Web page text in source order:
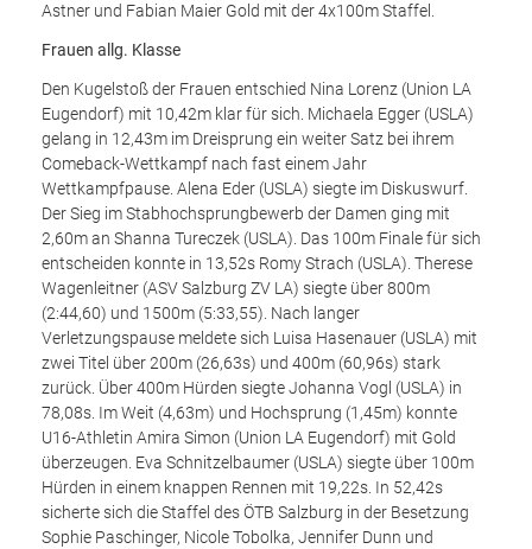
Astner und Fabian Maier Gold mit der 4x100m Staffel.
Frauen allg. Klasse
Den Kugelstoß der Frauen entschied Nina Lorenz (Union LA
Eugendorf) mit 10,42m klar für sich. Michaela Egger (USLA)
gelang in 12,43m im Dreisprung ein weiter Satz bei ihrem
Comeback-Wettkampf nach fast einem Jahr
Wettkampfpause. Alena Eder (USLA) siegte im Diskuswurf.
Der Sieg im Stabhochsprungbewerb der Damen ging mit
2,60m an Shanna Tureczek (USLA). Das 100m Finale für sich
entscheiden konnte in 13,52s Romy Strach (USLA). Therese
Wagenleitner (ASV Salzburg ZV LA) siegte über 800m
(2:44,60) und 1500m (5:33,55). Nach langer
Verletzungspause meldete sich Luisa Hasenauer (USLA) mit
zwei Titel über 200m (26,63s) und 400m (60,96s) stark
zurück. Über 400m Hürden siegte Johanna Vogl (USLA) in
78,08s. Im Weit (4,63m) und Hochsprung (1,45m) konnte
U16-Athletin Amira Simon (Union LA Eugendorf) mit Gold
überzeugen. Eva Schnitzelbaumer (USLA) siegte über 100m
Hürden in einem knappen Rennen mit 19,22s. In 52,42s
sicherte sich die Staffel des ÖTB Salzburg in der Besetzung
Sophie Paschinger, Nicole Tobolka, Jennifer Dunn und